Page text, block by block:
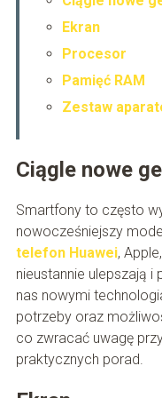
Ekran
Procesor
Pamięć RAM
Zestaw
Ciągle nowe
Smartfony to często
nowocześniejszy
telefon Huawei,
nieustannie ulepszają
nas nowymi
potrzeby oraz
co zwracać uwagę
praktycznych porad.